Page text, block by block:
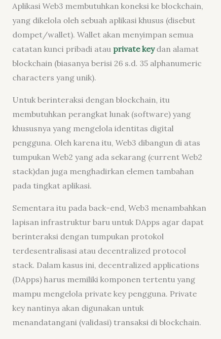
Aplikasi Web3 membutuhkan koneksi ke blockchain,
yang dikelola oleh sebuah aplikasi khusus (disebut
dompet/wallet). Wallet akan menyimpan semua
catatan kunci pribadi atau private keydan alamat
blockchain (biasanya berisi 26 s.d. 35 alphanumeric
characters yang unik).
Untuk berinteraksi dengan blockchain, itu
membutuhkan perangkat lunak (software) yang
khususnya yang mengelola identitas digital
pengguna. Oleh karena itu, Web3 dibangun di atas
tumpukan Web2 yang ada sekarang (current Web2
stack)dan juga menghadirkan elemen tambahan
pada tingkat aplikasi.
Sementara itu pada back-end, Web3 menambahkan
lapisan infrastruktur baru untuk DApps agar dapat
berinteraksi dengan tumpukan protokol
terdesentralisasi atau decentralized protocol
stack. Dalam kasus ini, decentralized applications
(DApps) harus memiliki komponen tertentu yang
mampu mengelola private key pengguna. Private
key nantinya akan digunakan untuk
menandatangani (validasi) transaksi di blockchain.